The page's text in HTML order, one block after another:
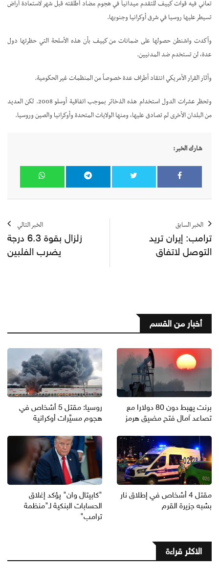
تعاني فيه قوات كييف للتقدم ميدانياً في هجوم مضاد أطلقته قبل شهر لاستعادة أراض
تسيطر عليها روسيا في شرق أوكرانيا وجنوبها.
وأكدت واشنطن حصولها على ضمانات من كييف بأن هذه الأسلحة التي حظرتها دول
عدة، لن تستخدم ضد المدنيين.
وأثار القرار الأمريكي انتقاد أطراف عدة خصوصاً من المنظمات غير الحكومية.
وتحظر عشرات الدول استخدام هذه الذخائر بموجب اتفاقية أوسلو 2008. لكن العديد
من البلدان الأخرى لم تصادق عليها، ومنها الولايات المتحدة وأوكرانيا والصين وروسيا.
شارك الخبر:
الخبر السابق
ترامب: إيران تريد
التوصل لاتفاق
الخبر التالي
زلزال بقوة 6.3 درجة
يضرب الفلبين
أخبار من القسم
برنت يهبط دون 80 دولارا مع
تصاعد آمال فتح مضيق هرمز
روسيا: مقتل 5 أشخاص في
هجوم مسيَّرات أوكرانية
مقتل 4 أشخاص في إطلاق نار
بشبه جزيرة القرم
"كابيتال وان" يؤكد إغلاق
الحسابات البنكية لـ"منظمة
ترامب"
الاكثر قراءة